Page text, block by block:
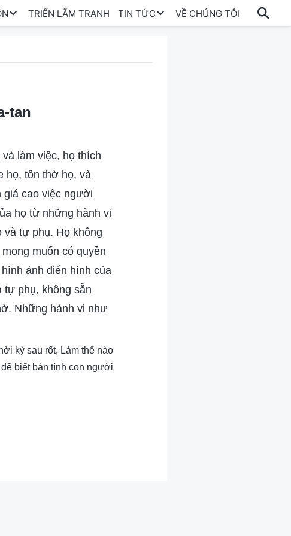
TRIỂN LÃM TRANH TIN TỨC VỀ CHÚNG TÔI
tan
làm việc, họ thích
họ, tôn thờ họ, và
giá cao việc người
họ từ những hành vi
tự phụ. Họ không
muốn có quyền
ảnh điển hình của
tự phụ, không sẵn
Những hành vi như
kỳ sau rốt, Làm thế nào
để biết bản tính con người